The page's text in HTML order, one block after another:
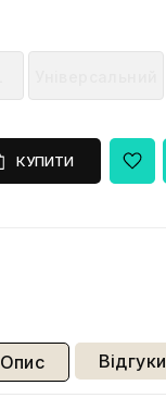
КУПИТИ
Опис Відгуки